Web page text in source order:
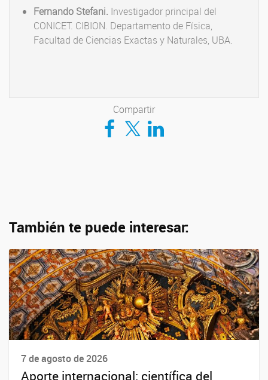
Fernando Stefani. Investigador principal del
CONICET. CIBION. Departamento de Física,
Facultad de Ciencias Exactas y Naturales, UBA.
Compartir
Compartir en Facebook
Compartir en TwitterCompartir en LinkedIn
También te puede interesar:
7 de agosto de 2026
Aporte internacional: científica del